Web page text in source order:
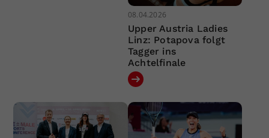
08.04.2026
Upper Austria Ladies
Linz: Potapova folgt
Tagger ins
Achtelfinale